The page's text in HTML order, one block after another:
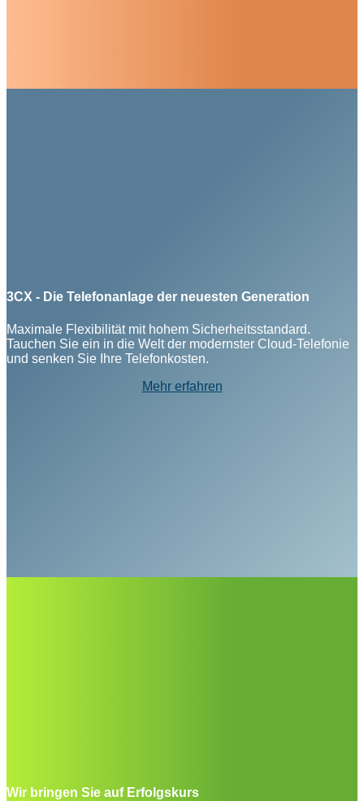
3CX - Die Telefonanlage der neuesten Generation
Maximale Flexibilität mit hohem Sicherheitsstandard.
Tauchen Sie ein in die Welt der modernster Cloud-Telefonie
und senken Sie Ihre Telefonkosten.
Mehr erfahren
Wir bringen Sie auf Erfolgskurs